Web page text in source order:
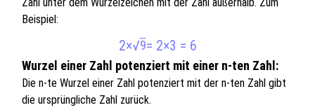
Beispiel:
2×√9= 2×3 = 6
Wurzel einer Zahl potenziert mit einer n-ten Zahl:
Die n-te Wurzel einer Zahl potenziert mit der n-ten Zahl gibt
die ursprüngliche Zahl zurück.